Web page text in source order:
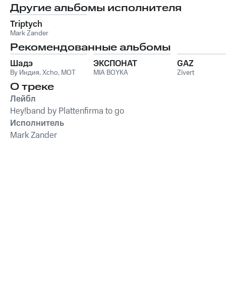
Другие альбомы исполнителя
Triptych
Mark Zander
Рекомендованные альбомы
Шадэ
By Индия,Xcho, MOT
ЭКСПОНАТ
MIA BOYKA
GAZ
Zivert
О треке
Лейбл
Hey!band by Plattenfirma to go
Исполнитель
Mark Zander